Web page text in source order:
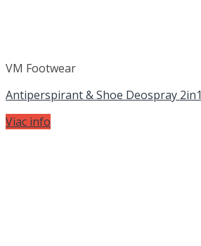
VM Footwear
Antiperspirant & Shoe Deospray 2in1
Viac info